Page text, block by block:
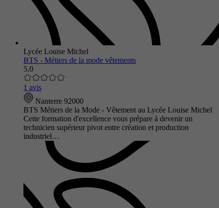
Lycée Louise Michel
BTS - Métiers de la mode vêtements
5.0
1 avis
Nanterre 92000
BTS Métiers de la Mode - Vêtement au Lycée Louise Michel
Cette formation d'excellence vous prépare à devenir un
technicien supérieur pivot entre création et production
industriel…